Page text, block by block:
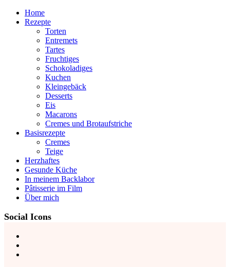
Home
Rezepte
Torten
Entremets
Tartes
Fruchtiges
Schokoladiges
Kuchen
Kleingebäck
Desserts
Eis
Macarons
Cremes und Brotaufstriche
Basisrezepte
Cremes
Teige
Herzhaftes
Gesunde Küche
In meinem Backlabor
Pâtisserie im Film
Über mich
Social Icons